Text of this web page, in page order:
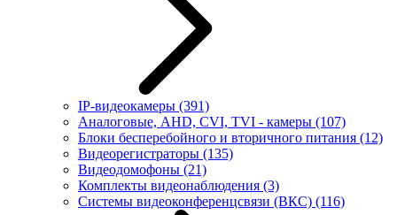
IP-видеокамеры (391)
Аналоговые, AHD, CVI, TVI - камеры (107)
Блоки бесперебойного и вторичного питания (12)
Видеорегистраторы (135)
Видеодомофоны (21)
Комплекты видеонаблюдения (3)
Системы видеоконференцсвязи (ВКС) (116)